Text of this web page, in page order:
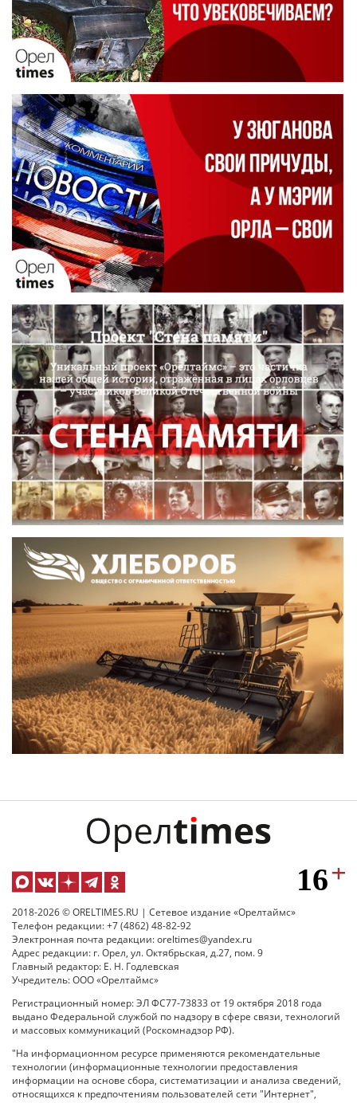
2018-2026 © ORELTIMES.RU | Сетевое издание «Орелтаймс»
Телефон редакции: +7 (4862) 48-82-92
Электронная почта редакции: oreltimes@yandex.ru
Адрес редакции: г. Орел, ул. Октябрьская, д.27, пом. 9
Главный редактор: Е. Н. Годлевская
Учредитель: ООО «Орелтаймс»
Регистрационный номер: ЭЛ ФС77-73833 от 19 октября 2018 года
выдано Федеральной службой по надзору в сфере связи, технологий
и массовых коммуникаций (Роскомнадзор РФ).
"На информационном ресурсе применяются рекомендательные
технологии (информационные технологии предоставления
информации на основе сбора, систематизации и анализа сведений,
относящихся к предпочтениям пользователей сети "Интернет",